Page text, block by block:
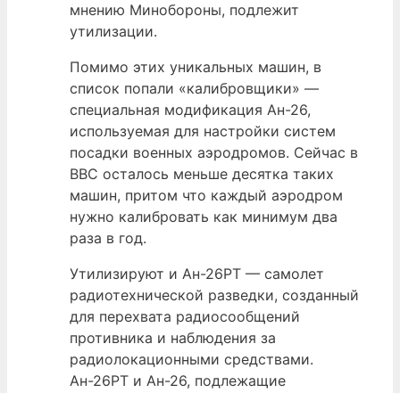
мнению Минобороны, подлежит
утилизации.
Помимо этих уникальных машин, в
список попали «калибровщики» —
специальная модификация Ан-26,
используемая для настройки систем
посадки военных аэродромов. Сейчас в
ВВС осталось меньше десятка таких
машин, притом что каждый аэродром
нужно калибровать как минимум два
раза в год.
Утилизируют и Ан-26РТ — самолет
радиотехнической разведки, созданный
для перехвата радиосообщений
противника и наблюдения за
радиолокационными средствами.
Ан-26РТ и Ан-26, подлежащие